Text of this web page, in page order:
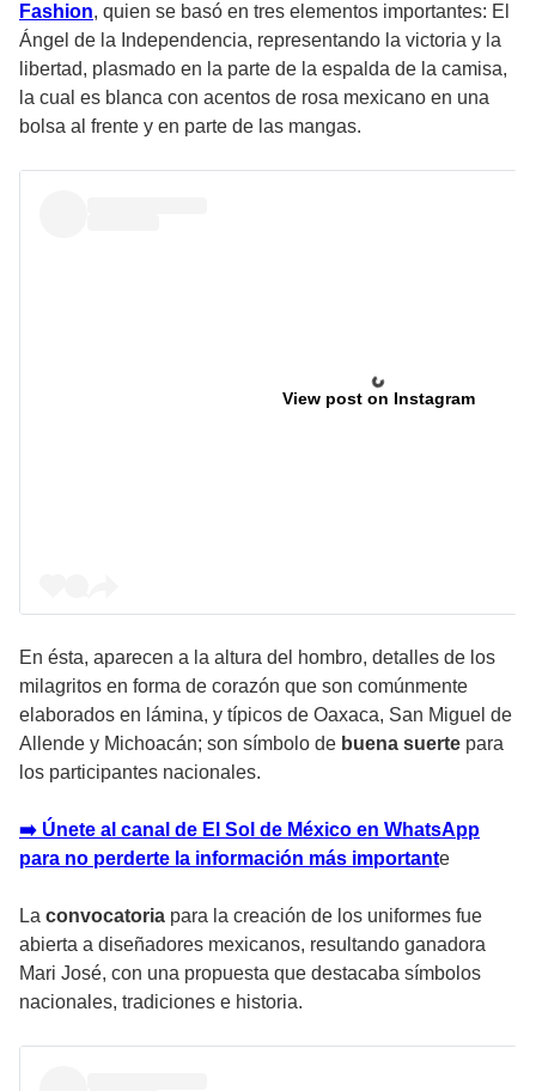
Fashion, quien se basó en tres elementos importantes: El
Ángel de la Independencia, representando la victoria y la
libertad, plasmado en la parte de la espalda de la camisa,
la cual es blanca con acentos de rosa mexicano en una
bolsa al frente y en parte de las mangas.
View post on Instagram
En ésta, aparecen a la altura del hombro, detalles de los
milagritos en forma de corazón que son comúnmente
elaborados en lámina, y típicos de Oaxaca, San Miguel de
Allende y Michoacán; son símbolo de buena suerte para
los participantes nacionales.
➡️ Únete al canal de El Sol de México en WhatsApp
para no perderte la información más importante
La convocatoria para la creación de los uniformes fue
abierta a diseñadores mexicanos, resultando ganadora
Mari José, con una propuesta que destacaba símbolos
nacionales, tradiciones e historia.